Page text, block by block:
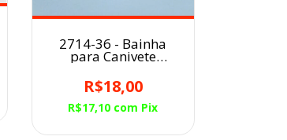
2714-36 - Bainha
para Canivete
Artesanal em Couro
Caramelo Nelore
R$18,00
R$17,10 com Pix